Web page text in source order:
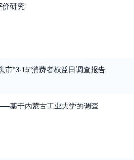
价研究
“3·15”消费者权益日调查报告
基于内蒙古工业大学的调查